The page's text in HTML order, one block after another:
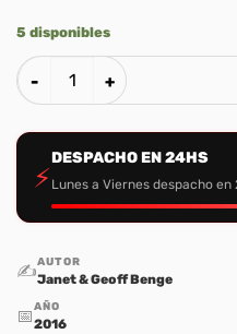
5 disponibles
Defensora de los
⚡
DESPACHO EN 24HS
Lunes a Viernes despacho
✍️AUTOR
Janet & Geoff Benge
📅AÑO
2016